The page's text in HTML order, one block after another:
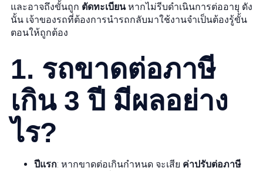
และอาจถึงขั้นถูก ตัดทะเบียนหากไม่รีบดำเนินการต่ออายุ ดัง
นั้น เจ้าของรถที่ต้องการนำรถกลับมาใช้งานจำเป็นต้องรู้ขั้น
ตอนให้ถูกต้อง
1. รถขาดต่อภาษี
เกิน 3 ปี มีผลอย่าง
ไร?
ปีแรก: หากขาดต่อเกินกำหนด จะเสีย ค่าปรับต่อภาษี